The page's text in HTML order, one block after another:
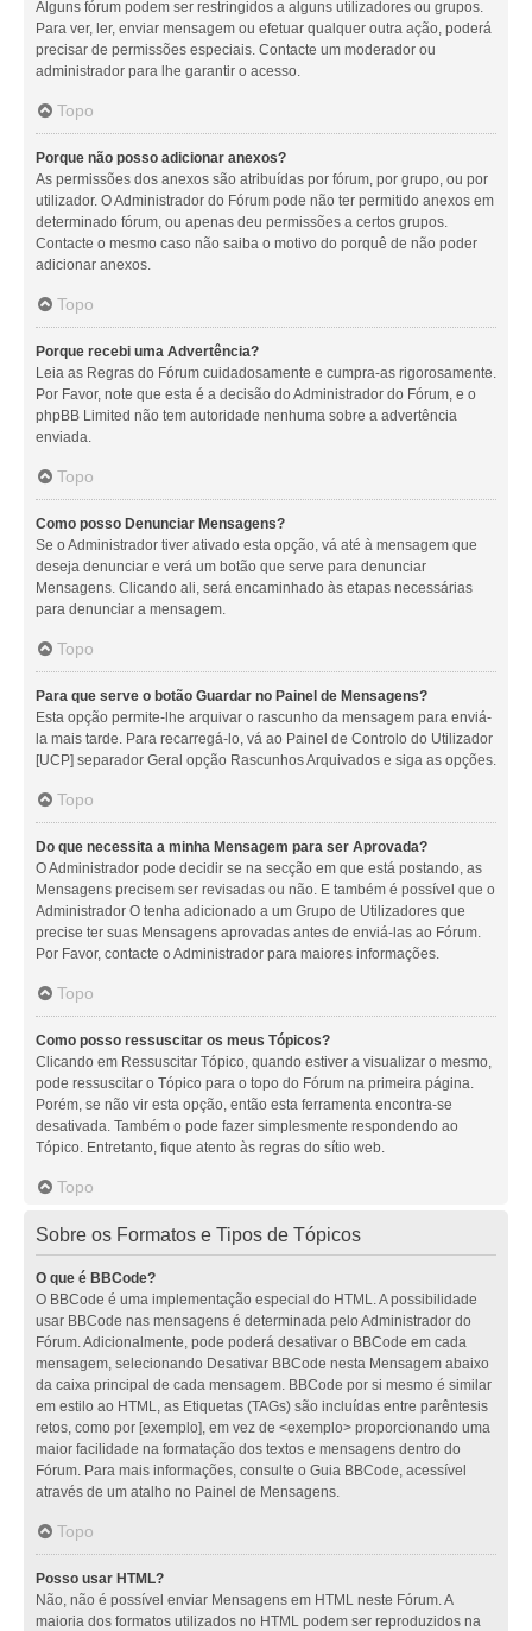
Alguns fórum podem ser restringidos a alguns utilizadores ou grupos.
Para ver, ler, enviar mensagem ou efetuar qualquer outra ação, poderá
precisar de permissões especiais. Contacte um moderador ou
administrador para lhe garantir o acesso.
Topo
Porque não posso adicionar anexos?
As permissões dos anexos são atribuídas por fórum, por grupo, ou por
utilizador. O Administrador do Fórum pode não ter permitido anexos em
determinado fórum, ou apenas deu permissões a certos grupos.
Contacte o mesmo caso não saiba o motivo do porquê de não poder
adicionar anexos.
Topo
Porque recebi uma Advertência?
Leia as Regras do Fórum cuidadosamente e cumpra-as rigorosamente.
Por Favor, note que esta é a decisão do Administrador do Fórum, e o
phpBB Limited não tem autoridade nenhuma sobre a advertência
enviada.
Topo
Como posso Denunciar Mensagens?
Se o Administrador tiver ativado esta opção, vá até à mensagem que
deseja denunciar e verá um botão que serve para denunciar
Mensagens. Clicando ali, será encaminhado às etapas necessárias
para denunciar a mensagem.
Topo
Para que serve o botão Guardar no Painel de Mensagens?
Esta opção permite-lhe arquivar o rascunho da mensagem para enviá-
la mais tarde. Para recarregá-lo, vá ao Painel de Controlo do Utilizador
[UCP] separador Geral opção Rascunhos Arquivados e siga as opções.
Topo
Do que necessita a minha Mensagem para ser Aprovada?
O Administrador pode decidir se na secção em que está postando, as
Mensagens precisem ser revisadas ou não. E também é possível que o
Administrador O tenha adicionado a um Grupo de Utilizadores que
precise ter suas Mensagens aprovadas antes de enviá-las ao Fórum.
Por Favor, contacte o Administrador para maiores informações.
Topo
Como posso ressuscitar os meus Tópicos?
Clicando em Ressuscitar Tópico, quando estiver a visualizar o mesmo,
pode ressuscitar o Tópico para o topo do Fórum na primeira página.
Porém, se não vir esta opção, então esta ferramenta encontra-se
desativada. Também o pode fazer simplesmente respondendo ao
Tópico. Entretanto, fique atento às regras do sítio web.
Topo
Sobre os Formatos e Tipos de Tópicos
O que é BBCode?
O BBCode é uma implementação especial do HTML. A possibilidade
usar BBCode nas mensagens é determinada pelo Administrador do
Fórum. Adicionalmente, pode poderá desativar o BBCode em cada
mensagem, selecionando Desativar BBCode nesta Mensagem abaixo
da caixa principal de cada mensagem. BBCode por si mesmo é similar
em estilo ao HTML, as Etiquetas (TAGs) são incluídas entre parêntesis
retos, como por [exemplo], em vez de <exemplo> proporcionando uma
maior facilidade na formatação dos textos e mensagens dentro do
Fórum. Para mais informações, consulte o Guia BBCode, acessível
através de um atalho no Painel de Mensagens.
Topo
Posso usar HTML?
Não, não é possível enviar Mensagens em HTML neste Fórum. A
maioria dos formatos utilizados no HTML podem ser reproduzidos na